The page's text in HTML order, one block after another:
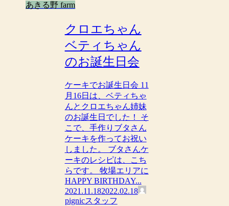
あきる野 farm
クロエちゃん
ベティちゃん
のお誕生日会
ケーキでお誕生日会 11
月16日は、ベティちゃ
んとクロエちゃん姉妹
のお誕生日でした！ そ
こで、手作りブタさん
ケーキを作ってお祝い
しました。 ブタさんケ
ーキのレシピは、こち
らです。 牧場エリアに
HAPPY BIRTHDAY...
2021.11.182022.02.18
pignicスタッフ